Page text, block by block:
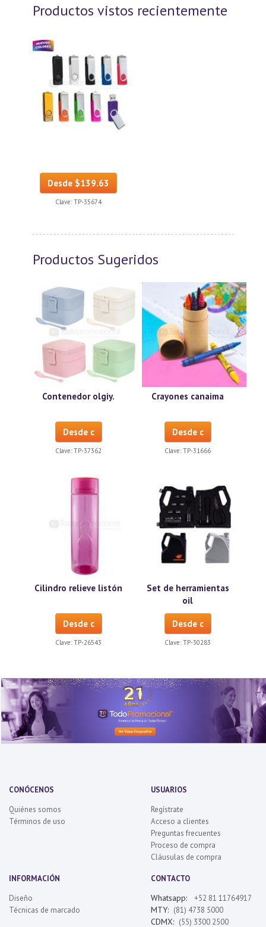
Productos vistos recientemente
Desde $139.63
Clave: TP-35674
Productos Sugeridos
Contenedor olgiy.
Desde c
Clave: TP-37362
Crayones canaima
Desde c
Clave: TP-31666
Cilindro relieve listón
Desde c
Clave: TP-26543
Set de herramientas
oil
Desde c
Clave: TP-30283
CONÓCENOS
Quiénes somos
Términos de uso
USUARIOS
Regístrate
Acceso a clientes
Preguntas frecuentes
Proceso de compra
Cláusulas de compra
INFORMACIÓN
Diseño
Técnicas de marcado
CONTACTO
Whatsapp: +52 81 11764917
MTY: (81) 4738 5000
CDMX: (55) 3300 2500